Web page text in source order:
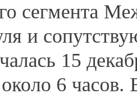
сегмента
и
15
6 часов.